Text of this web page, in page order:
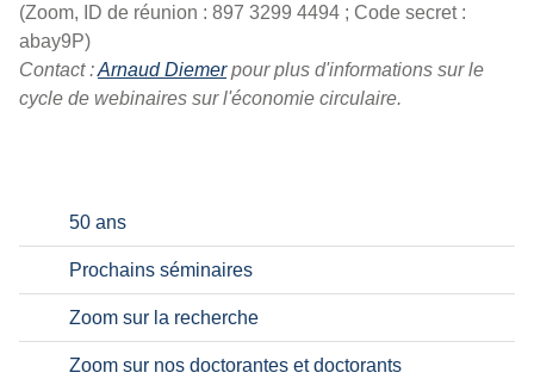
(Zoom, ID de réunion : 897 3299 4494 ; Code secret :
abay9P​​​​​​​)
Contact :Arnaud Diemerpour plus d'informations sur le
cycle de webinaires sur l'économie circulaire.
50 ans
Prochains séminaires
Zoom sur la recherche
Zoom sur nos doctorantes et doctorants